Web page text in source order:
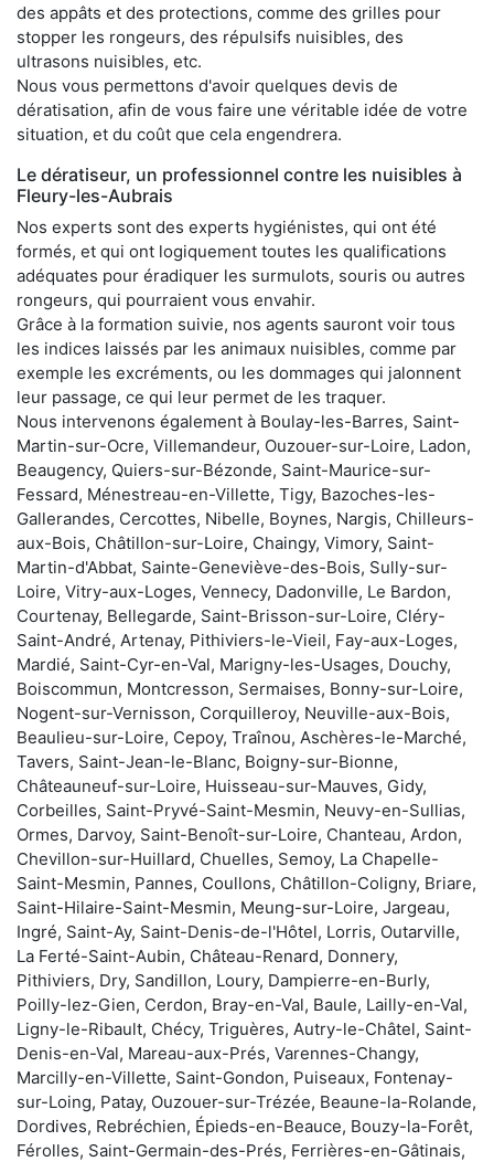
des appâts et des protections, comme des grilles pour
stopper les rongeurs, des répulsifs nuisibles, des
ultrasons nuisibles, etc.
Nous vous permettons d'avoir quelques devis de
dératisation, afin de vous faire une véritable idée de votre
situation, et du coût que cela engendrera.
Le dératiseur, un professionnel contre les nuisibles à
Fleury-les-Aubrais
Nos experts sont des experts hygiénistes, qui ont été
formés, et qui ont logiquement toutes les qualifications
adéquates pour éradiquer les surmulots, souris ou autres
rongeurs, qui pourraient vous envahir.
Grâce à la formation suivie, nos agents sauront voir tous
les indices laissés par les animaux nuisibles, comme par
exemple les excréments, ou les dommages qui jalonnent
leur passage, ce qui leur permet de les traquer.
Nous intervenons également à Boulay-les-Barres, Saint-
Martin-sur-Ocre, Villemandeur, Ouzouer-sur-Loire, Ladon,
Beaugency, Quiers-sur-Bézonde, Saint-Maurice-sur-
Fessard, Ménestreau-en-Villette, Tigy, Bazoches-les-
Gallerandes, Cercottes, Nibelle, Boynes, Nargis, Chilleurs-
aux-Bois, Châtillon-sur-Loire, Chaingy, Vimory, Saint-
Martin-d'Abbat, Sainte-Geneviève-des-Bois, Sully-sur-
Loire, Vitry-aux-Loges, Vennecy, Dadonville, Le Bardon,
Courtenay, Bellegarde, Saint-Brisson-sur-Loire, Cléry-
Saint-André, Artenay, Pithiviers-le-Vieil, Fay-aux-Loges,
Mardié, Saint-Cyr-en-Val, Marigny-les-Usages, Douchy,
Boiscommun, Montcresson, Sermaises, Bonny-sur-Loire,
Nogent-sur-Vernisson, Corquilleroy, Neuville-aux-Bois,
Beaulieu-sur-Loire, Cepoy, Traînou, Aschères-le-Marché,
Tavers, Saint-Jean-le-Blanc, Boigny-sur-Bionne,
Châteauneuf-sur-Loire, Huisseau-sur-Mauves, Gidy,
Corbeilles, Saint-Pryvé-Saint-Mesmin, Neuvy-en-Sullias,
Ormes, Darvoy, Saint-Benoît-sur-Loire, Chanteau, Ardon,
Chevillon-sur-Huillard, Chuelles, Semoy, La Chapelle-
Saint-Mesmin, Pannes, Coullons, Châtillon-Coligny, Briare,
Saint-Hilaire-Saint-Mesmin, Meung-sur-Loire, Jargeau,
Ingré, Saint-Ay, Saint-Denis-de-l'Hôtel, Lorris, Outarville,
La Ferté-Saint-Aubin, Château-Renard, Donnery,
Pithiviers, Dry, Sandillon, Loury, Dampierre-en-Burly,
Poilly-lez-Gien, Cerdon, Bray-en-Val, Baule, Lailly-en-Val,
Ligny-le-Ribault, Chécy, Triguères, Autry-le-Châtel, Saint-
Denis-en-Val, Mareau-aux-Prés, Varennes-Changy,
Marcilly-en-Villette, Saint-Gondon, Puiseaux, Fontenay-
sur-Loing, Patay, Ouzouer-sur-Trézée, Beaune-la-Rolande,
Dordives, Rebréchien, Épieds-en-Beauce, Bouzy-la-Forêt,
Férolles, Saint-Germain-des-Prés, Ferrières-en-Gâtinais,